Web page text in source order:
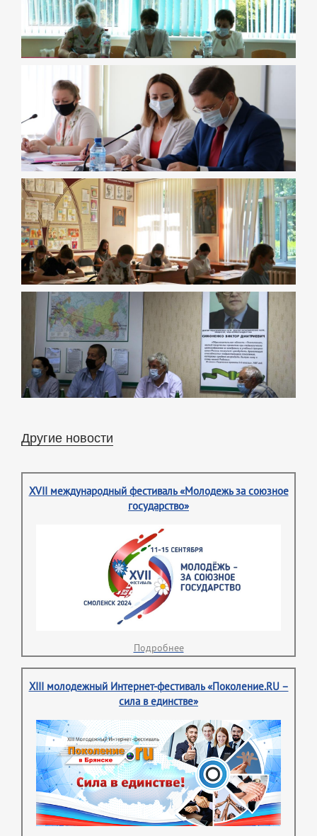
Другие новости
XVII международный фестиваль «Молодежь за союзное
государство»
Подробнее
XIII молодежный Интернет-фестиваль «Поколение.RU –
сила в единстве»